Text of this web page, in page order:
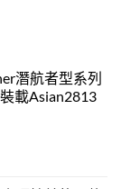
潛航者型系列
載Asian2813